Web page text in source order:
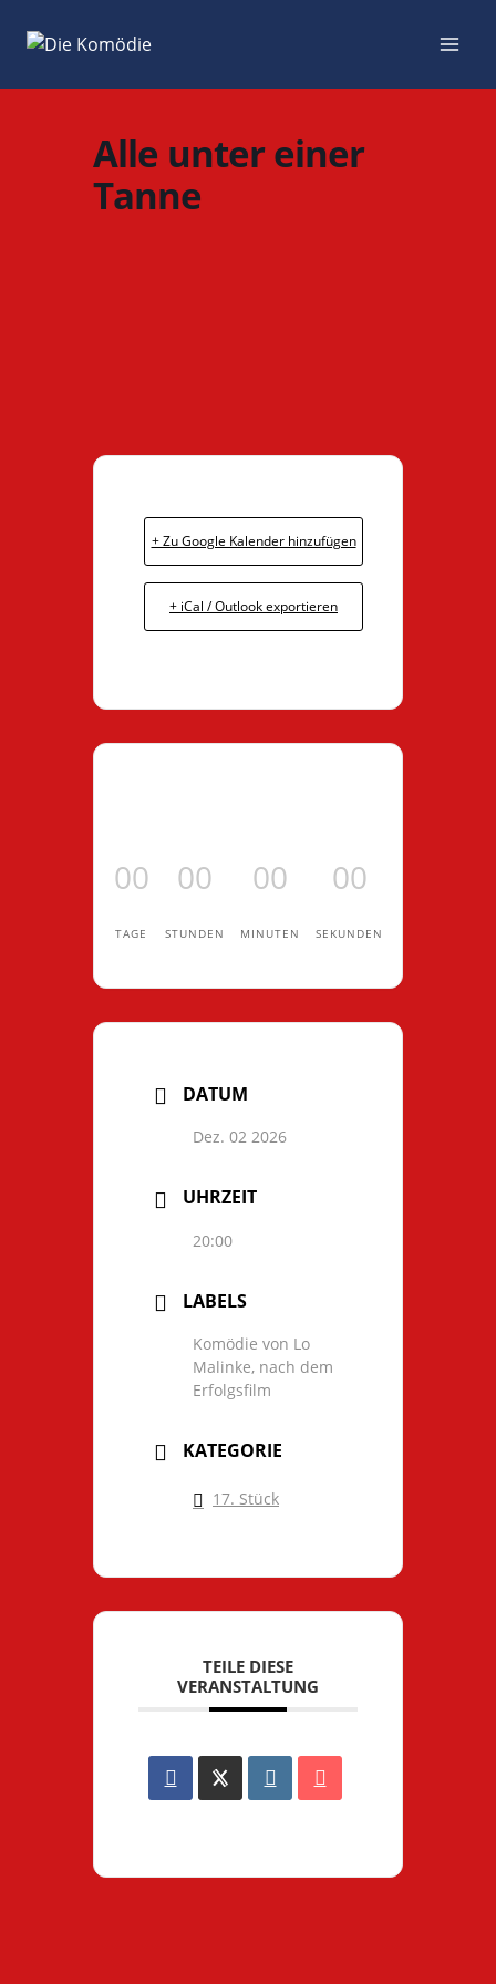
Inhalt
Alle unter einer
Tanne
+ Zu Google Kalender hinzufügen
+ iCal / Outlook exportieren
00
TAGE
00
STUNDEN
00
MINUTEN
00
SEKUNDEN
DATUM
Dez. 02 2026
UHRZEIT
20:00
LABELS
Komödie von Lo
Malinke, nach dem
Erfolgsfilm
KATEGORIE
17. Stück
TEILE DIESE
VERANSTALTUNG